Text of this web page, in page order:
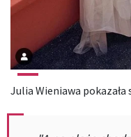
Julia Wieniawa